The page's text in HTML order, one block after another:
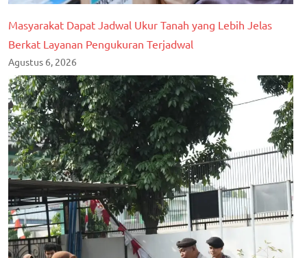
Masyarakat Dapat Jadwal Ukur Tanah yang Lebih Jelas
Berkat Layanan Pengukuran Terjadwal
Agustus 6, 2026